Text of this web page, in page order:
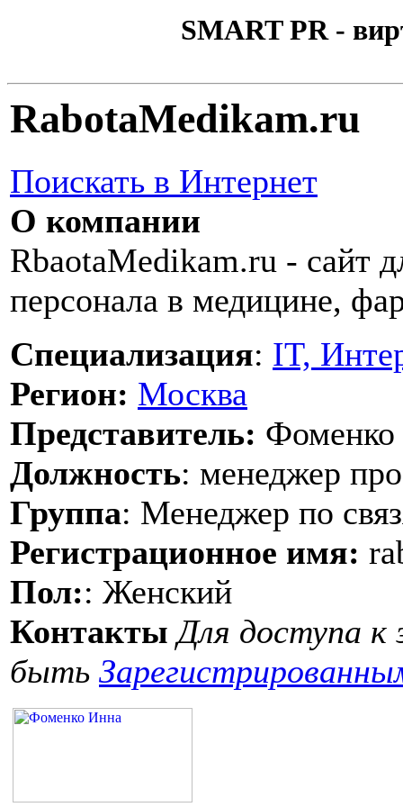
SMART PR -
RabotaMedikam.ru
Поискать в Интернет
О компании
RbaotaMedikam.ru - сайт
персонала в медицине,
Специализация: IT,
Регион: Москва
Представитель:
Должность: менеджер
Группа: Менеджер по
Регистрационное имя:
Пол:: Женский
Контакты Для доступа к
быть